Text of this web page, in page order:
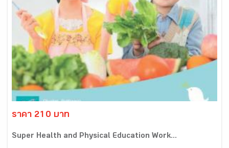
ราคา 210 บาท
Super Health and Physical Education Work...